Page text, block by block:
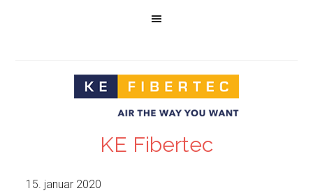
KE Fibertec
15. januar 2020